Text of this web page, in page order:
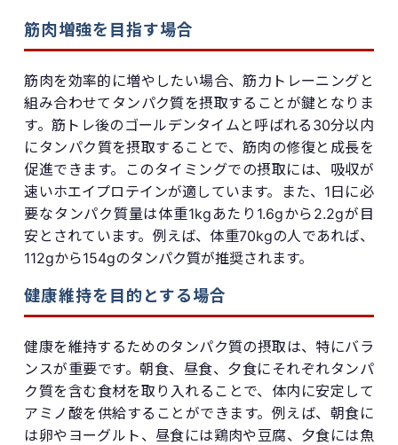
筋肉増強を目指す場合
筋肉を効率的に増やしたい場合、筋力トレーニングと
組み合わせてタンパク質を摂取することが鍵となりま
す。筋トレ後のゴールデンタイムと呼ばれる30分以内
にタンパク質を摂取することで、筋肉の修復と成長を
促進できます。このタイミングでの摂取には、吸収が
速いホエイプロテインが適しています。また、1日に必
要なタンパク質量は体重1kgあたり1.6gから2.2gが目
安とされています。例えば、体重70kgの人であれば、
112gから154gのタンパク質が推奨されます。
健康維持を目的とする場合
健康を維持するためのタンパク質の摂取は、特にバラ
ンスが重要です。朝食、昼食、夕食にそれぞれタンパ
ク質を含む食材を取り入れることで、体内に安定して
アミノ酸を供給することができます。例えば、朝食に
は卵やヨーグルト、昼食には鶏肉や豆腐、夕食には魚